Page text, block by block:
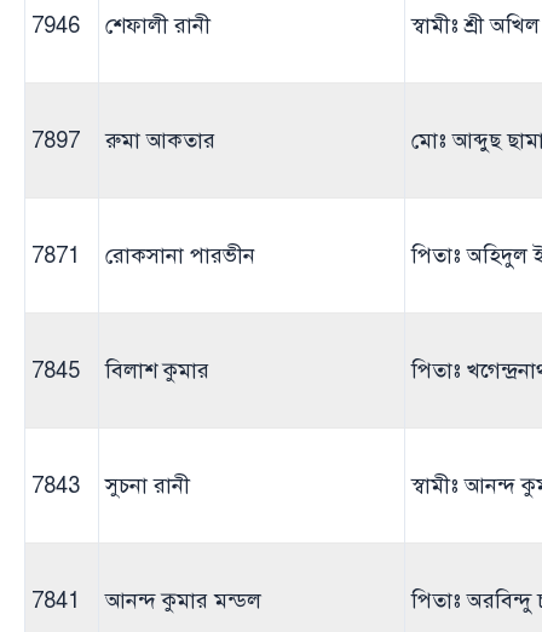
7946 শেফালী রানী স্বামীঃ শ্রী
7897 রুমা আকতার মোঃ আব্দুছ
7871 রোকসানা পারভীন পিতাঃ অহিদুল
7845 বিলাশ কুমার পিতাঃ
7843 সুচনা রানী স্বামীঃ আনন্দ
7841 আনন্দ কুমার মন্ডল পিতাঃ অরবিন্দু